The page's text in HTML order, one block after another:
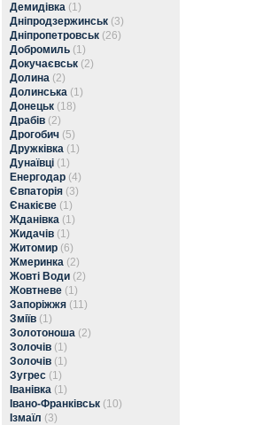
Демидівка (1)
Дніпродзержинськ (3)
Дніпропетровськ (26)
Добромиль (1)
Докучаєвськ (2)
Долина (2)
Долинська (1)
Донецьк (18)
Драбів (2)
Дрогобич (5)
Дружківка (1)
Дунаївці (1)
Енергодар (4)
Євпаторія (3)
Єнакієве (1)
Жданівка (1)
Жидачів (1)
Житомир (6)
Жмеринка (2)
Жовті Води (2)
Жовтневе (1)
Запоріжжя (11)
Зміїв (1)
Золотоноша (2)
Золочів (1)
Золочів (1)
Зугрес (1)
Іванівка (1)
Івано-Франківськ (10)
Ізмаїл (3)